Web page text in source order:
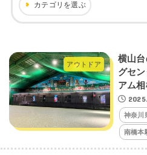
カテゴリを選ぶ
アウトドア
横山
グセ
アム相
神奈川
南橋本